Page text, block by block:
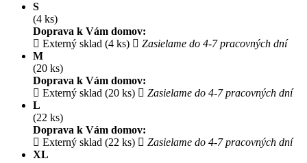
S
(4 ks)
Doprava k Vám domov:
Externý sklad (4 ks)
Zasielame do 4-7 pracovných dní
M
(20 ks)
Doprava k Vám domov:
Externý sklad (20 ks)
Zasielame do 4-7 pracovných dní
L
(22 ks)
Doprava k Vám domov:
Externý sklad (22 ks)
Zasielame do 4-7 pracovných dní
XL